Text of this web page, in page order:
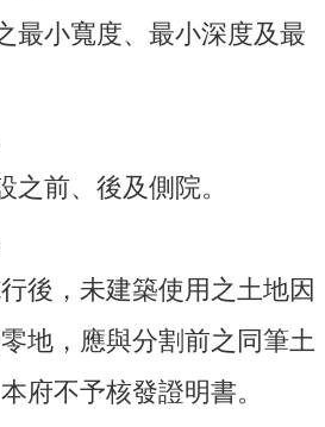
最小寬度、最小深度及最
之前、後及側院。
後，未建築使用之土地因
地，應與分割前之同筆土
府不予核發證明書。